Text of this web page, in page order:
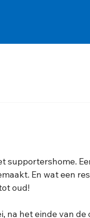
supportershome.
En wat een
oud!
na het einde van de